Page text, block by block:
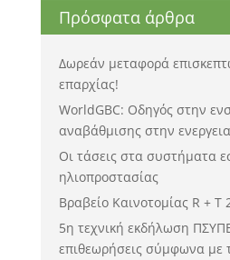
Πρόσφατα άρθρα
Δωρεάν μεταφορά
επαρχίας!
WorldGBC: Οδηγός στην
αναβάθμισης στην
Οι τάσεις στα συστήματα
ηλιοπροστασίας
Βραβείο Καινοτομίας R + T
5η τεχνική εκδήλωση
επιθεωρήσεις σύμφωνα με